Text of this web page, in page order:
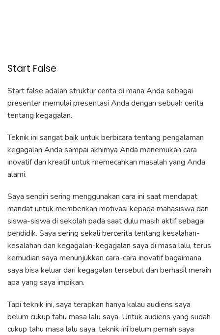
Start False
Start false adalah struktur cerita di mana Anda sebagai
presenter memulai presentasi Anda dengan sebuah cerita
tentang kegagalan.
Teknik ini sangat baik untuk berbicara tentang pengalaman
kegagalan Anda sampai akhirnya Anda menemukan cara
inovatif dan kreatif untuk memecahkan masalah yang Anda
alami.
Saya sendiri sering menggunakan cara ini saat mendapat
mandat untuk memberikan motivasi kepada mahasiswa dan
siswa-siswa di sekolah pada saat dulu masih aktif sebagai
pendidik. Saya sering sekali bercerita tentang kesalahan-
kesalahan dan kegagalan-kegagalan saya di masa lalu, terus
kemudian saya menunjukkan cara-cara inovatif bagaimana
saya bisa keluar dari kegagalan tersebut dan berhasil meraih
apa yang saya impikan.
Tapi teknik ini, saya terapkan hanya kalau audiens saya
belum cukup tahu masa lalu saya. Untuk audiens yang sudah
cukup tahu masa lalu saya, teknik ini belum pernah saya